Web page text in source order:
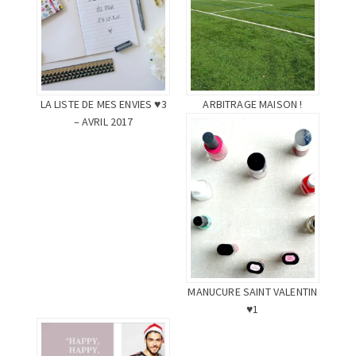
LA LISTE DE MES ENVIES ♥3
– AVRIL 2017
ARBITRAGE MAISON !
MANUCURE SAINT VALENTIN
♥1